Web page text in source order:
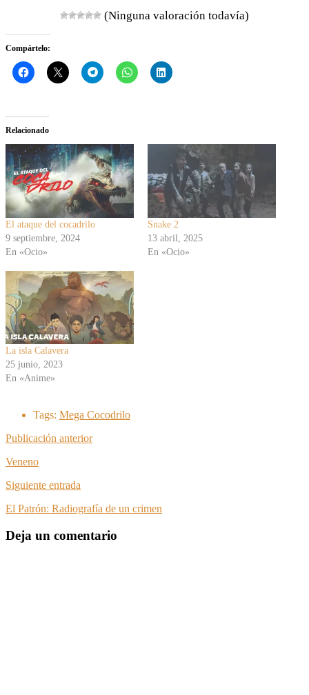
(Ninguna valoración todavía)
Compártelo:
Relacionado
El ataque del cocadrilo
9 septiembre, 2024
En «Ocio»
Snake 2
13 abril, 2025
En «Ocio»
La isla Calavera
25 junio, 2023
En «Anime»
Tags: Mega Cocodrilo
Publicación anterior
Veneno
Siguiente entrada
El Patrón: Radiografía de un crimen
Deja un comentario